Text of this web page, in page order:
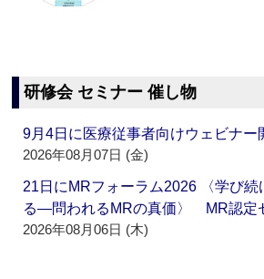
研修会 セミナー 催し物
9月4日に医療従事者向けウェビナ
2026年08月07日 (金)
21日にMRフォーラム2026 〈学び続
る―問われるMRの真価〉 MR認定
2026年08月06日 (木)